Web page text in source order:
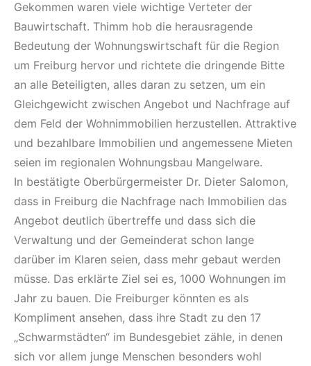
Gekommen waren viele wichtige Verteter der
Bauwirtschaft. Thimm hob die herausragende
Bedeutung der Wohnungswirtschaft für die Region
um Freiburg hervor und richtete die dringende Bitte
an alle Beteiligten, alles daran zu setzen, um ein
Gleichgewicht zwischen Angebot und Nachfrage auf
dem Feld der Wohnimmobilien herzustellen. Attraktive
und bezahlbare Immobilien und angemessene Mieten
seien im regionalen Wohnungsbau Mangelware.
In bestätigte Oberbürgermeister Dr. Dieter Salomon,
dass in Freiburg die Nachfrage nach Immobilien das
Angebot deutlich übertreffe und dass sich die
Verwaltung und der Gemeinderat schon lange
darüber im Klaren seien, dass mehr gebaut werden
müsse. Das erklärte Ziel sei es, 1000 Wohnungen im
Jahr zu bauen. Die Freiburger könnten es als
Kompliment ansehen, dass ihre Stadt zu den 17
„Schwarmstädten“ im Bundesgebiet zähle, in denen
sich vor allem junge Menschen besonders wohl